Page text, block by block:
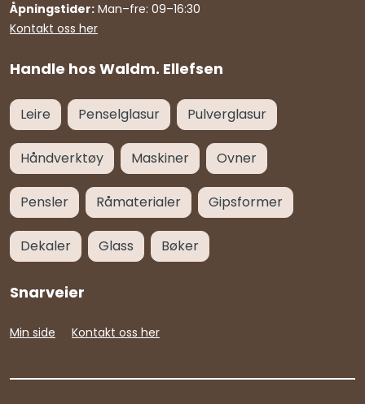
Handle hos Waldm. Ellefsen
Åpningstider: Man–fre: 09–16:30
Kontakt oss her
Leire Penselglasur Pulverglasur
Håndverktøy Maskiner Ovner
Pensler Råmaterialer Gipsformer
Dekaler Glass Bøker
Min side Kontakt oss her
Snarveier